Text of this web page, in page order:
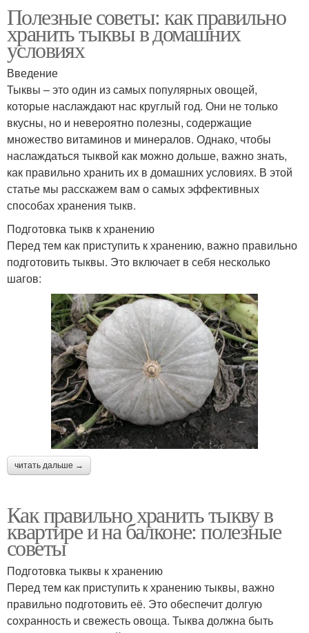
Полезные советы: как правильно
хранить тыквы в домашних
условиях
Введение
Тыквы – это один из самых популярных овощей,
которые наслаждают нас круглый год. Они не только
вкусны, но и невероятно полезны, содержащие
множество витаминов и минералов. Однако, чтобы
наслаждаться тыквой как можно дольше, важно знать,
как правильно хранить их в домашних условиях. В этой
статье мы расскажем вам о самых эффективных
способах хранения тыкв.
Подготовка тыкв к хранению
Перед тем как приступить к хранению, важно правильно
подготовить тыквы. Это включает в себя несколько
шагов:
читать дальше →
Как правильно хранить тыкву в
квартире и на балконе: полезные
советы
Подготовка тыквы к хранению
Перед тем как приступить к хранению тыквы, важно
правильно подготовить её. Это обеспечит долгую
сохранность и свежесть овоща. Тыква должна быть